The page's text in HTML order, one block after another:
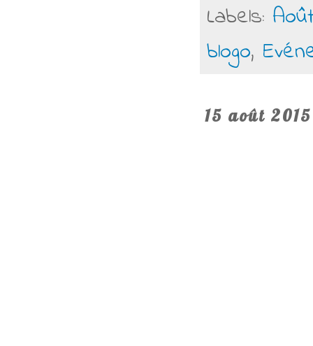
Labels:
blogo,
15 août 2015